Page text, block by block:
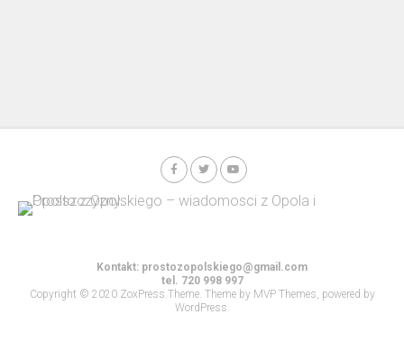
Kontakt: prostozopolskiego@gmail.com
tel. 720 998 997
Copyright © 2020 ZoxPress Theme. Theme by MVP Themes, powered by
WordPress.